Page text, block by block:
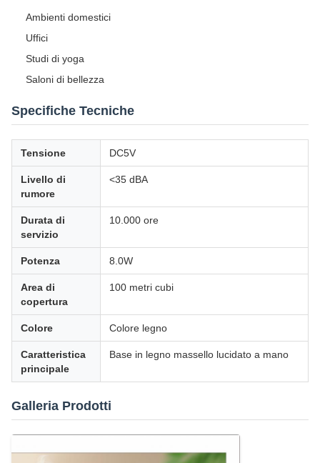
Ambienti domestici
Uffici
Studi di yoga
Saloni di bellezza
Specifiche Tecniche
Tensione DC5V
Livello di
rumore
<35 dBA
Durata di
servizio
10.000 ore
Potenza 8.0W
Area di
copertura
100 metri cubi
Colore Colore legno
Caratteristica
principale
Base in legno massello lucidato a mano
Galleria Prodotti